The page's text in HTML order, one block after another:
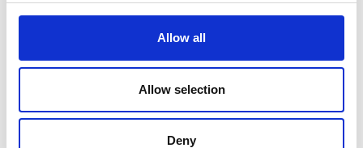
Allow all
Allow selection
Deny
Louhenpalvelimen kautta. Tällöin yritys säästää
käyttäjäkohtaiset lisenssimaksut. Myös tässä
vaihtoehdossa hoidamme sähköpostisi
toimintakuntoon eri laitteille.
Ota yhteyttä, laitetaan yrityksesi sähköpostiasiat